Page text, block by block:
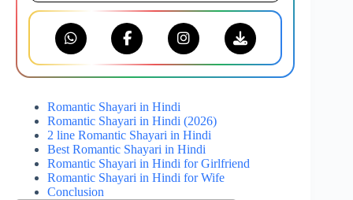
Romantic Shayari in Hindi
Romantic Shayari in Hindi (2026)
2 line Romantic Shayari in Hindi
Best Romantic Shayari in Hindi
Romantic Shayari in Hindi for Girlfriend
Romantic Shayari in Hindi for Wife
Conclusion